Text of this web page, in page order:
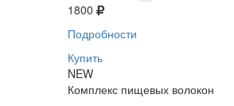
1800
Подробности
Купить
NEW
Комплекс пищевых волокон